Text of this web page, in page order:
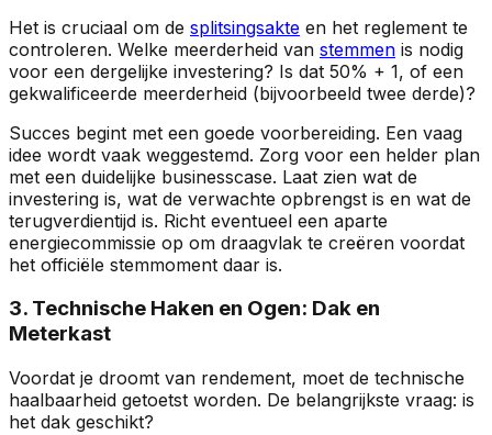
Het is cruciaal om de splitsingsakte en het reglement te
controleren. Welke meerderheid van stemmen is nodig
voor een dergelijke investering? Is dat 50% + 1, of een
gekwalificeerde meerderheid (bijvoorbeeld twee derde)?
Succes begint met een goede voorbereiding. Een vaag
idee wordt vaak weggestemd. Zorg voor een helder plan
met een duidelijke businesscase. Laat zien wat de
investering is, wat de verwachte opbrengst is en wat de
terugverdientijd is. Richt eventueel een aparte
energiecommissie op om draagvlak te creëren voordat
het officiële stemmoment daar is.
3. Technische Haken en Ogen: Dak en
Meterkast
Voordat je droomt van rendement, moet de technische
haalbaarheid getoetst worden. De belangrijkste vraag: is
het dak geschikt?